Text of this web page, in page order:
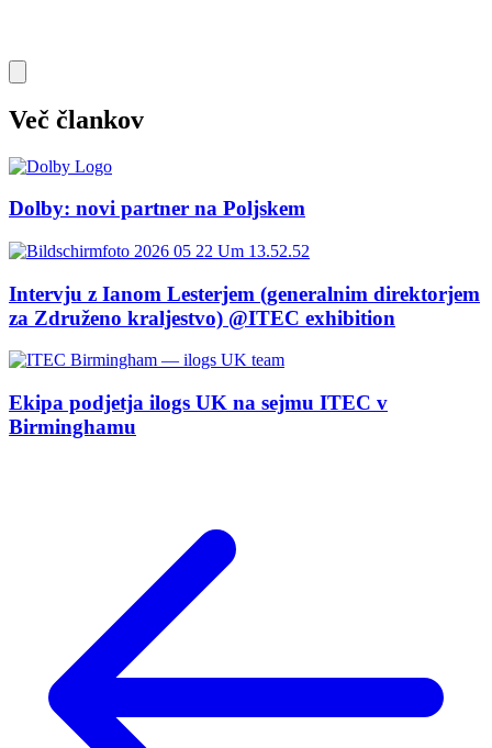
Več člankov
Dolby: novi partner na Poljskem
Intervju z Ianom Lesterjem (generalnim direktorjem
za Združeno kraljestvo) @ITEC exhibition
Ekipa podjetja ilogs UK na sejmu ITEC v
Birminghamu